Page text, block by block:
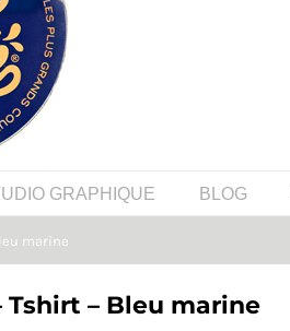
GRAPHIQUE BLOG
marine
Tshirt – Bleu marine